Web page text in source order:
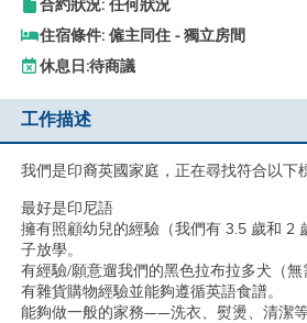
合約狀況: 任何狀況
住宿條件: 僱主同住 - 獨立房間
休息日:待商議
工作描述
我們是印裔英國家庭，正在尋找符合以下
最好是印尼語
擁有照顧幼兒的經驗（我們有 3.5 歲和 2
子放學。
有經驗/願意遛我們的黑色拉布拉多犬（無
有雜貨購物經驗並能夠遵循英語食譜。
能夠做一般的家務——洗衣、熨燙、清潔等